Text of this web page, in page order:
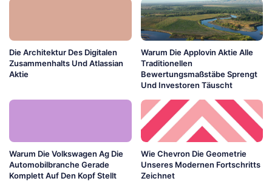
Die Architektur Des Digitalen
Zusammenhalts Und Atlassian
Aktie
Warum Die Applovin Aktie Alle
Traditionellen
Bewertungsmaßstäbe Sprengt
Und Investoren Täuscht
Warum Die Volkswagen Ag Die
Automobilbranche Gerade
Komplett Auf Den Kopf Stellt
Wie Chevron Die Geometrie
Unseres Modernen Fortschritts
Zeichnet